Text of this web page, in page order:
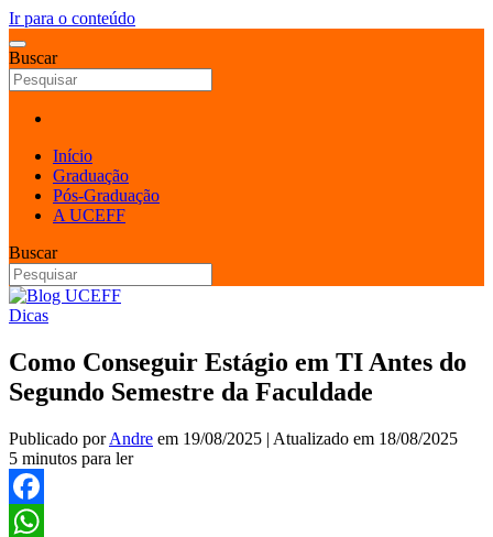
Ir para o conteúdo
Buscar
Início
Graduação
Pós-Graduação
A UCEFF
Buscar
Dicas
Como Conseguir Estágio em TI Antes do
Segundo Semestre da Faculdade
Publicado porAndre em 19/08/2025 | Atualizado em 18/08/2025
5 minutos para ler
Facebook